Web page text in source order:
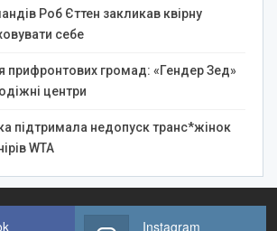
Роб Єттен закликав квірну
себе
прифронтових громад: «Гендер Зед»
центри
підтримала недопуск транс*жінок
WTA
Instagram